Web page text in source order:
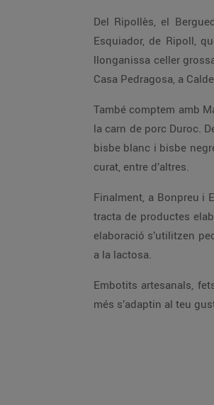
Del Ripollès, el
Esquiador, de Ripoll,
llonganissa celler
Casa Pedragosa, a
També comptem amb
la carn de porc Duroc.
bisbe blanc i bisbe
curat, entre d’altres.
Finalment, a Bonpreu i
tracta de productes
elaboració s’utilitzen
a la lactosa.
Embotits artesanals,
més s’adaptin al teu